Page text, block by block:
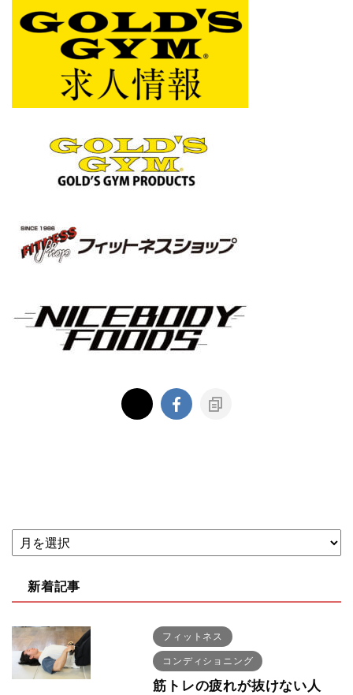
新着記事
フィットネス
コンディショニング
筋トレの疲れが抜けない人